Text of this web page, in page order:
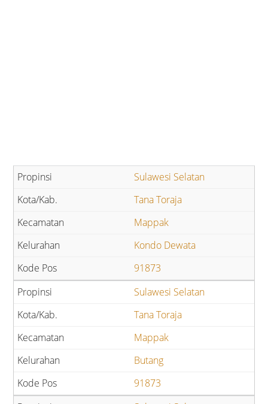
Sulawesi Selatan
Tana Toraja
Mappak
Kondo Dewata
91873
Sulawesi Selatan
Tana Toraja
Mappak
Butang
91873